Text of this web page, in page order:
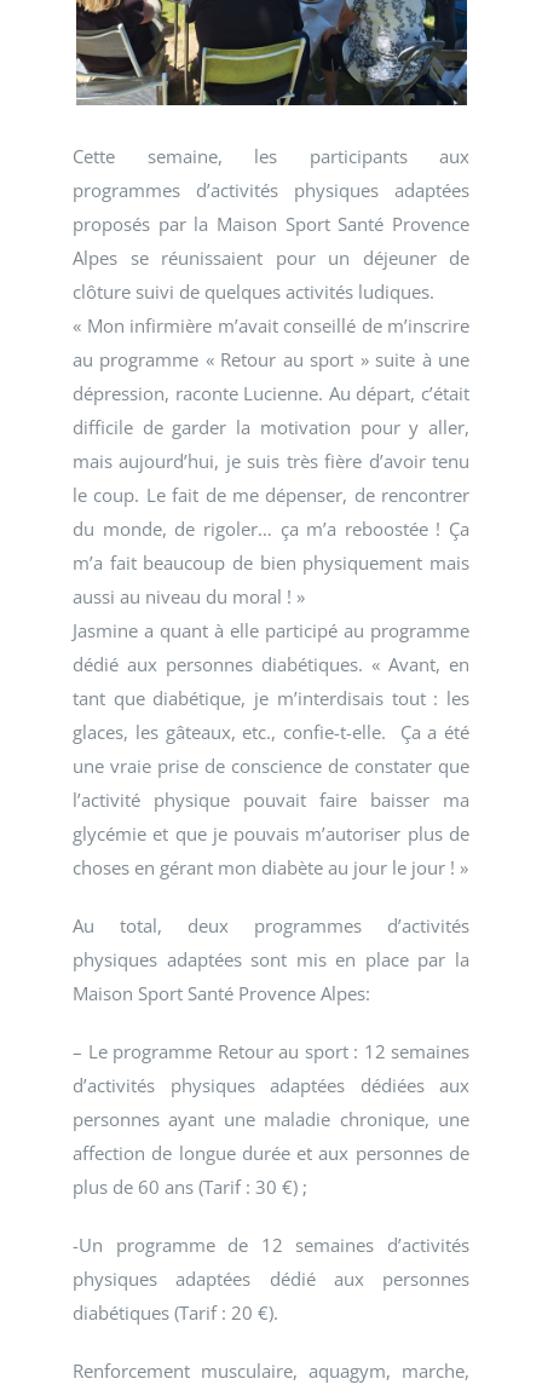
Cette semaine, les participants aux
programmes d’activités physiques adaptées
proposés par la Maison Sport Santé Provence
Alpes se réunissaient pour un déjeuner de
clôture suivi de quelques activités ludiques.
« Mon infirmière m’avait conseillé de m’inscrire
au programme « Retour au sport » suite à une
dépression, raconte Lucienne. Au départ, c’était
difficile de garder la motivation pour y aller,
mais aujourd’hui, je suis très fière d’avoir tenu
le coup. Le fait de me dépenser, de rencontrer
du monde, de rigoler… ça m’a reboostée ! Ça
m’a fait beaucoup de bien physiquement mais
aussi au niveau du moral ! »
Jasmine a quant à elle participé au programme
dédié aux personnes diabétiques. « Avant, en
tant que diabétique, je m’interdisais tout : les
glaces, les gâteaux, etc., confie-t-elle. Ça a été
une vraie prise de conscience de constater que
l’activité physique pouvait faire baisser ma
glycémie et que je pouvais m’autoriser plus de
choses en gérant mon diabète au jour le jour ! »
Au total, deux programmes d’activités
physiques adaptées sont mis en place par la
Maison Sport Santé Provence Alpes:
– Le programme Retour au sport : 12 semaines
d’activités physiques adaptées dédiées aux
personnes ayant une maladie chronique, une
affection de longue durée et aux personnes de
plus de 60 ans (Tarif : 30 €) ;
-Un programme de 12 semaines d’activités
physiques adaptées dédié aux personnes
diabétiques (Tarif : 20 €).
Renforcement musculaire, aquagym, marche,